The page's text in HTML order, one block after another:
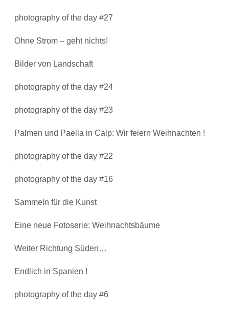
photography of the day #27
Ohne Strom – geht nichts!
Bilder von Landschaft
photography of the day #24
photography of the day #23
Palmen und Paella in Calp: Wir feiern Weihnachten !
photography of the day #22
photography of the day #16
Sammeln für die Kunst
Eine neue Fotoserie: Weihnachtsbäume
Weiter Richtung Süden…
Endlich in Spanien !
photography of the day #6